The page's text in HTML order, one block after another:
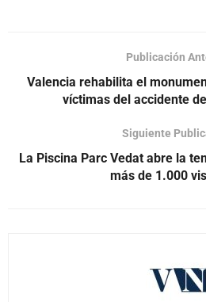
Publicación
Valencia rehabilita el
víctimas del accidente
Siguiente
La Piscina Parc Vedat abre la
más de 1.000